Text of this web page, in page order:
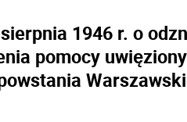
1946 r. o
pomocy